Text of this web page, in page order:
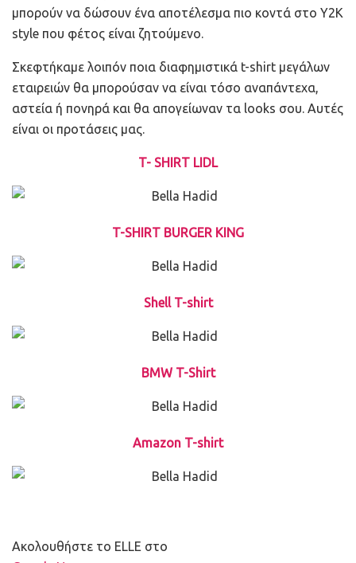
μπορούν να δώσουν ένα αποτέλεσμα πιο κοντά στο Y2K
style που φέτος είναι ζητούμενο.
Σκεφτήκαμε λοιπόν ποια διαφημιστικά t-shirt μεγάλων
εταιρειών θα μπορούσαν να είναι τόσο αναπάντεχα,
αστεία ή πονηρά και θα απογείωναν τα looks σου. Αυτές
είναι οι προτάσεις μας.
T- SHIRT LIDL
T-SHIRT BURGER KING
Shell T-shirt
BMW T-Shirt
Amazon T-shirt
Ακολουθήστε το ELLE στο